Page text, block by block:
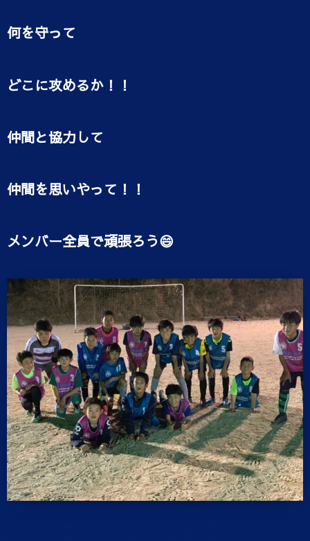
何を守って
どこに攻めるか！！
仲間と協力して
仲間を思いやって！！
メンバー全員で頑張ろう😄